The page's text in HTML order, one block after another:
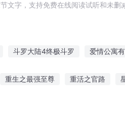
字，支持免费在线阅读试听和未删
斗罗大陆4终极斗罗 爱情公寓
重生之最强至尊 重活之官路